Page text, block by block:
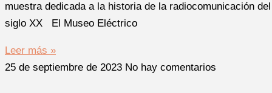
muestra dedicada a la historia de la radiocomunicación del
siglo XX El Museo Eléctrico
Leer más »
25 de septiembre de 2023 No hay comentarios